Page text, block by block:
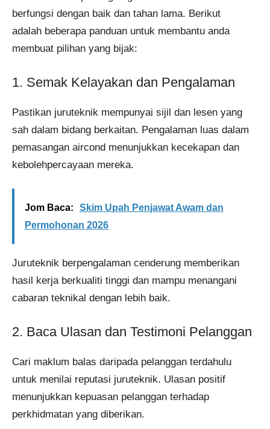
berfungsi dengan baik dan tahan lama. Berikut
adalah beberapa panduan untuk membantu anda
membuat pilihan yang bijak:
1. Semak Kelayakan dan Pengalaman
Pastikan juruteknik mempunyai sijil dan lesen yang
sah dalam bidang berkaitan. Pengalaman luas dalam
pemasangan aircond menunjukkan kecekapan dan
kebolehpercayaan mereka.
Jom Baca:
Skim Upah Penjawat Awam​ dan
Permohonan 2026
Juruteknik berpengalaman cenderung memberikan
hasil kerja berkualiti tinggi dan mampu menangani
cabaran teknikal dengan lebih baik.
2. Baca Ulasan dan Testimoni Pelanggan
Cari maklum balas daripada pelanggan terdahulu
untuk menilai reputasi juruteknik. Ulasan positif
menunjukkan kepuasan pelanggan terhadap
perkhidmatan yang diberikan.